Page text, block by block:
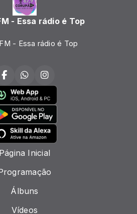
- Essa rádio é Top
- Essa rádio é Top
Página Inicial
Álbuns
Vídeos